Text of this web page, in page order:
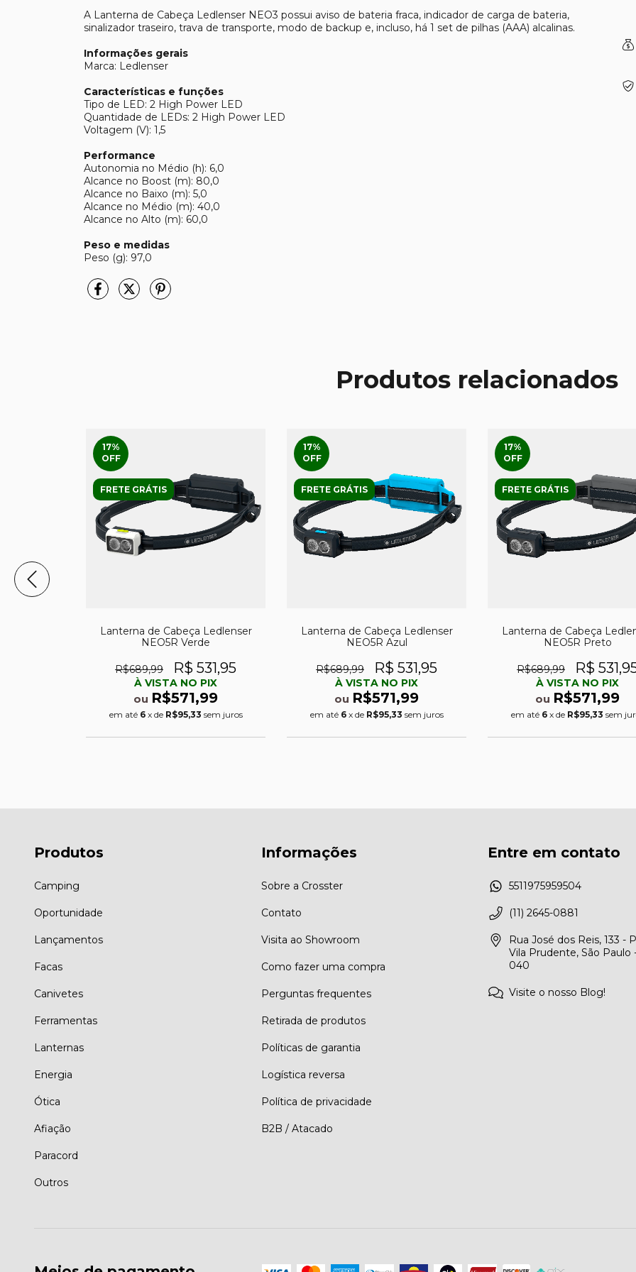
A Lanterna de Cabeça Ledlenser NEO3 possui aviso de bateria fraca, indicador de carga de bateria,
sinalizador traseiro, trava de transporte, modo de backup e, incluso, há 1 set de pilhas (AAA) alcalinas.
Informações gerais
Marca: Ledlenser
Características e funções
Tipo de LED: 2 High Power LED
Quantidade de LEDs: 2 High Power LED
Voltagem (V): 1,5
Performance
Autonomia no Médio (h): 6,0
Alcance no Boost (m): 80,0
Alcance no Baixo (m): 5,0
Alcance no Médio (m): 40,0
Alcance no Alto (m): 60,0
Peso e medidas
Peso (g): 97,0
Produtos relacionados
17%
OFF
FRETE GRÁTIS
Lanterna de Cabeça Ledlenser
NEO5R Verde
R$689,99 R$ 531,95
À VISTA NO PIX
ou R$571,99
em até 6 x de R$95,33 sem juros
17%
OFF
FRETE GRÁTIS
Lanterna de Cabeça Ledlenser
NEO5R Azul
R$689,99 R$ 531,95
À VISTA NO PIX
ou R$571,99
em até 6 x de R$95,33 sem juros
17%
OFF
FRETE GRÁTIS
Lanterna de Cabeça
NEO5R Preto
R$689,99 R$
À VISTA NO PIX
ou R$571,99
em até 6 x de R$95,33 sem
Produtos
Camping
Oportunidade
Lançamentos
Facas
Canivetes
Ferramentas
Lanternas
Energia
Ótica
Afiação
Paracord
Outros
Informações
Sobre a Crosster
Contato
Visita ao Showroom
Como fazer uma compra
Perguntas frequentes
Retirada de produtos
Políticas de garantia
Logística reversa
Política de privacidade
B2B / Atacado
Entre em contato
5511975959504
(11) 2645-0881
Rua José dos Reis, 133 -
Vila Prudente, São Paulo
040
Visite o nosso Blog!